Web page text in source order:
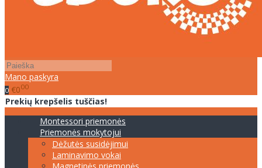
Mano paskyra
0 €000
Prekių krepšelis tuščias!
Montessori priemonės
Priemonės mokytojui
Dėžutės susidėjimui
Laminavimo vokai
Magnetinės priemonės